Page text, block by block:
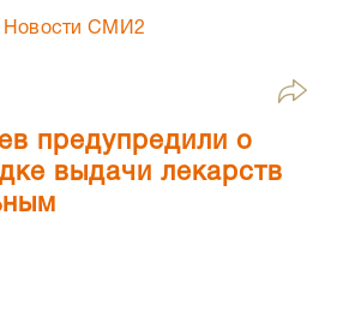
Новости СМИ2
предупредили о
выдачи лекарств